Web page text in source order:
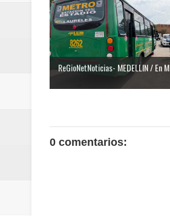
ReGioNetNoticias- MEDELLIN / En
0 comentarios: